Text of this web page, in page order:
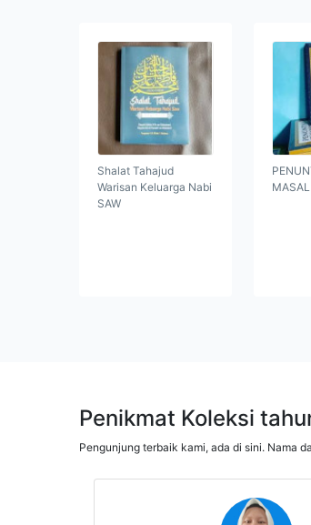
Shalat Tahajud
Warisan Keluarga Nabi
SAW
Penikmat Koleksi
Pengunjung terbaik kami, ada di sini. Nama